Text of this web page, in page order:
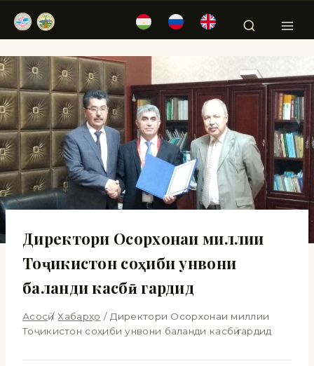
Директори Осорхонаи миллии
Тоҷикистон соҳиби унвони
баланди касбӣ гардид
Асосӣ / Хабарҳо / Директори Осорхонаи миллии
Тоҷикистон соҳиби унвони баланди касбӣ гардид